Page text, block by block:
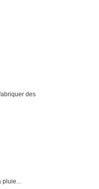
des
pluie...